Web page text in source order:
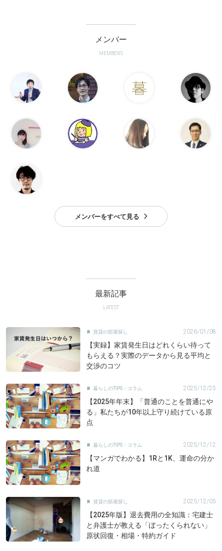
メンバー
MEMBERS
メンバーをすべて見る
最新記事
LATEST
 賃貸の部屋探し 2026/01/08
【実録】家賃発生日はどれくらい待って
もらえる？実際のデータから見る平均と
交渉のコツ
 暮らしのTIPS・コラム 2025/12/25
【2025年年末】「普通のことを普通にや
る」私たちが10年以上守り続けている原
点
 暮らしのTIPS・コラム 2025/12/12
【マンガでわかる】1Rと1K、運命の分か
れ道
 賃貸の部屋探し 2025/12/05
【2025年版】退去費用の全知識：宅建士
と弁護士が教える「ぼったくられない」
原状回復・相場・特約ガイド